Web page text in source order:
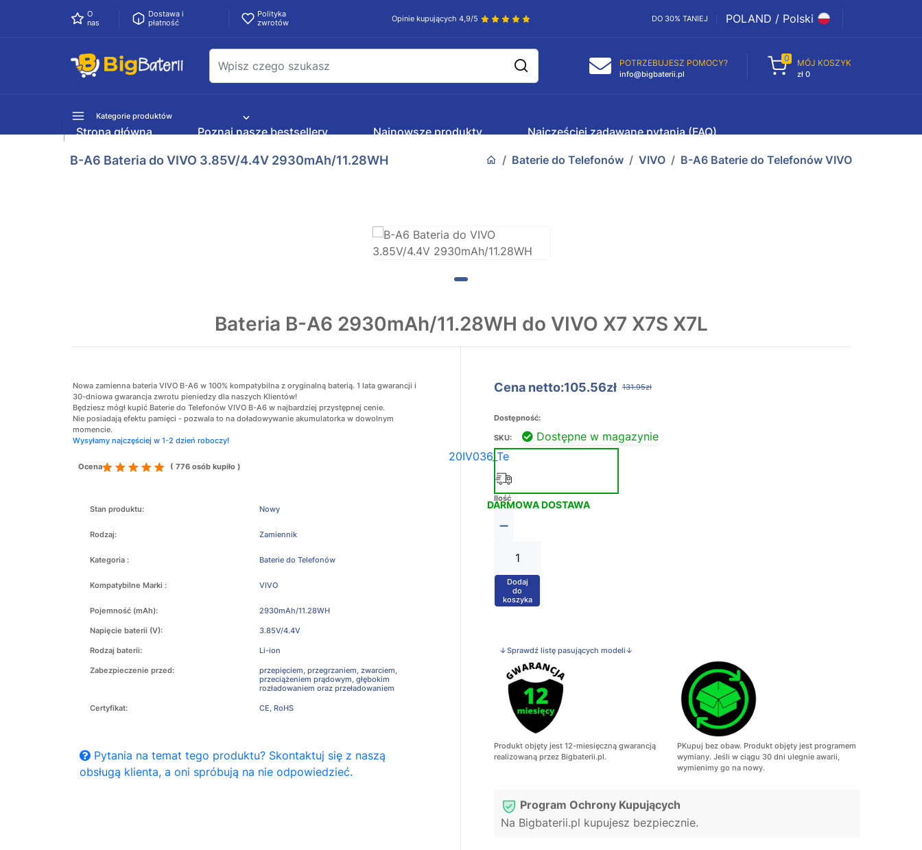
O
nas
Dostawa i
płatność
Polityka
zwrotów
Opinie kupujących 4,9/5 DO 30% TANIEJ POLAND / Polski
POTRZEBUJESZ POMOCY?
info@bigbaterii.pl
0 MÓJ KOSZYK
zł 0
Kategorie produktów
Strona główna Poznaj nasze bestsellery Najnowsze produkty Najczęściej zadawane pytania (FAQ)
B-A6 Bateria do VIVO 3.85V/4.4V 2930mAh/11.28WH Baterie do Telefonów VIVO B-A6 Baterie do Telefonów VIVO
Bateria B-A6 2930mAh/11.28WH do VIVO X7 X7S X7L
Nowa zamienna bateria VIVO B-A6 w 100% kompatybilna z oryginalną baterią. 1 lata gwarancji i
30-dniowa gwarancja zwrotu pieniedzy dla naszych Klientów!
Będziesz mógł kupić Baterie do Telefonów VIVO B-A6 w najbardziej przystępnej cenie.
Nie posiadają efektu pamięci - pozwala to na doładowywanie akumulatorka w dowolnym
momencie.
Wysyłamy najczęściej w 1-2 dzień roboczy!
Ocena ( 776 osób kupiło )
Stan produktu: Nowy
Rodzaj: Zamiennik
Kategoria : Baterie do Telefonów
Kompatybilne Marki : VIVO
Pojemność (mAh): 2930mAh/11.28WH
Napięcie baterii (V): 3.85V/4.4V
Rodzaj baterii: Li-ion
Zabezpieczenie przed:
przepięciem, przegrzaniem, zwarciem,
przeciążeniem prądowym, głębokim
rozładowaniem oraz przeładowaniem
Certyfikat: CE, RoHS
Pytania na temat tego produktu? Skontaktuj się z naszą
obsługą klienta, a oni spróbują na nie odpowiedzieć.
Cena netto:105.56zł 131.95zł
Dostępność:
Dostępne w magazynie
SKU:
20IV036_Te
DARMOWA DOSTAWA
Ilość
−
+
Dodaj
do
koszyka
↓Sprawdź listę pasujących modeli↓
Produkt objęty jest 12-miesięczną gwarancją
realizowaną przez Bigbaterii.pl.
PKupuj bez obaw. Produkt objęty jest programem
wymiany. Jeśli w ciągu 30 dni ulegnie awarii,
wymienimy go na nowy.
Program Ochrony Kupujących
Na Bigbaterii.pl kupujesz bezpiecznie.